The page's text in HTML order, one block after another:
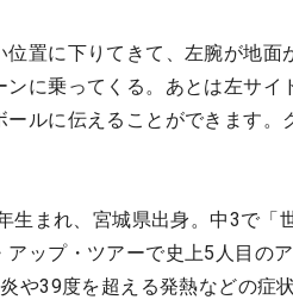
置に下りてきて、左腕が地面
ンに乗ってくる。あとは左サイ
ルに伝えることができます。
生まれ、宮城県出身。中3で「
アップ・ツアーで史上5人目の
や39度を超える発熱などの症